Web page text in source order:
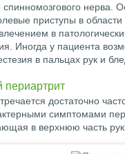
нерва.
приступы в области
в
Иногда у пациента
в пальцах рук и
периартрит
достаточно
симптомами
в верхнюю часть